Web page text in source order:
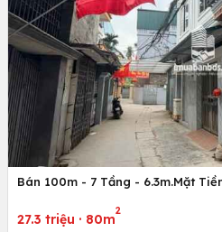
Bán 100m - 7 Tầng - 6.3m.Mặt
27.3 triệu · 80m
2